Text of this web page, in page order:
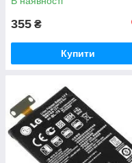
355 ₴
Купити